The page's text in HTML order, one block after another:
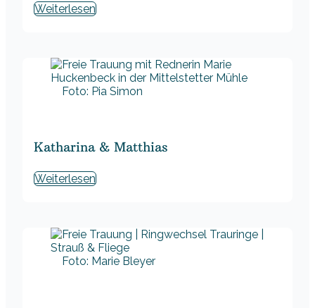
Weiterlesen
Foto: Pia Simon
Katharina & Matthias
Weiterlesen
Foto: Marie Bleyer